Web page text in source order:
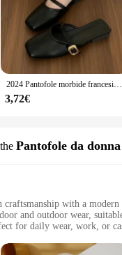
2024 Pantofole morbide francesi di nuovo stile estivo 2024 Abbigliamento esterno Casual Versatile fondo piatto Scarpe singole poco profonde per le donne
3,72€
Pantofole da donna
craftsmanship with a
and outdoor wear,
for daily wear, work, or
durable, and stylish